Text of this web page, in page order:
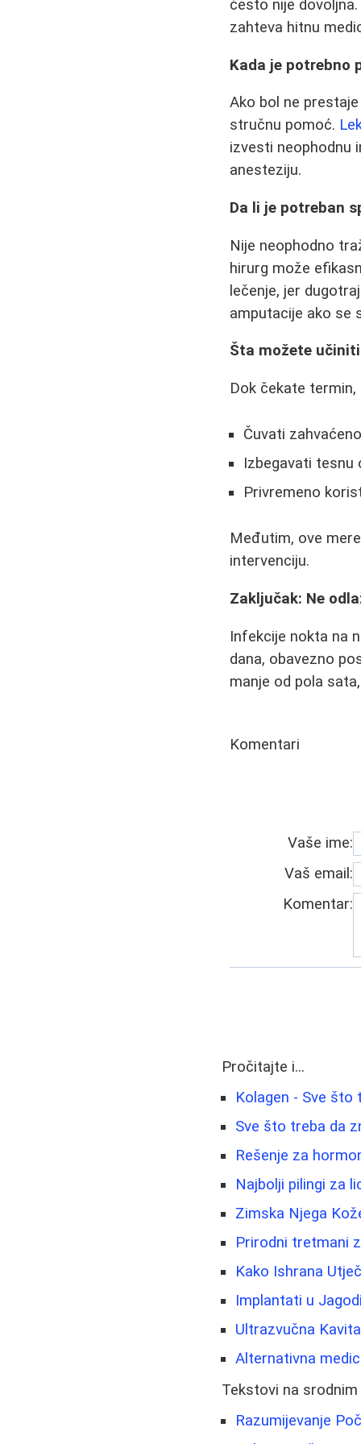
često nije
zahteva hitnu
Kada je potrebno
Ako bol ne
stručnu pomoć.
izvesti neophodnu
anesteziju.
Da li je potreban
Nije neophodno
hirurg može
lečenje, jer
amputacije ako se
Šta možete
Dok čekate
Čuvati
Izbegavati tesnu
Privremeno
Međutim, ove
intervenciju.
Zaključak: Ne
Infekcije nokta na
dana, obavezno
manje od pola
Komentari
Vaše ime:
Vaš email:
Komentar:
Pročitajte i...
Kolagen - Sve
Sve što treba da
Rešenje za
Najbolji pilingi za
Zimska Njega
Prirodni tretmani
Kako Ishrana
Implantati u
Ultrazvučna
Alternativna
Tekstovi na
Razumijevanje